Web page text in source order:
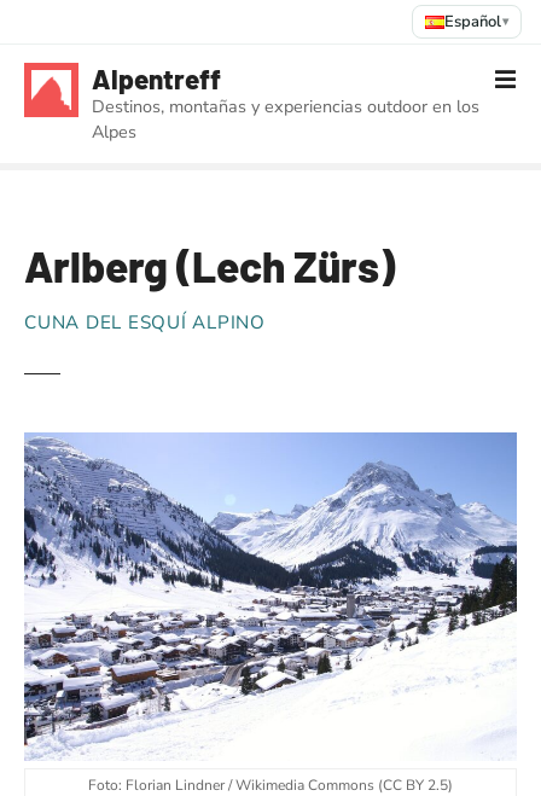
Español▾
Alpentreff
Destinos, montañas y experiencias outdoor en los
Alpes
Arlberg (Lech Zürs)
CUNA DEL ESQUÍ ALPINO
Foto: Florian Lindner / Wikimedia Commons (CC BY 2.5)